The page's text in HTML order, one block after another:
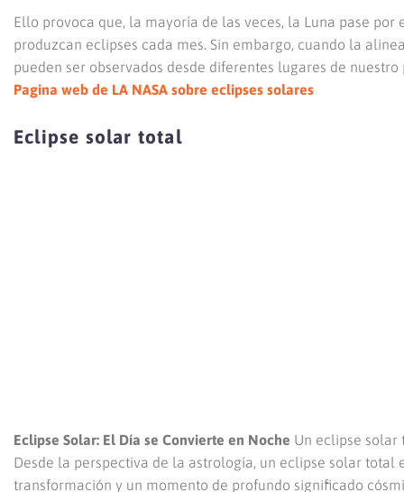
Ello provoca que, la mayoría de las veces, la Luna pase
produzcan eclipses cada mes. Sin embargo, cuando la
pueden ser observados desde diferentes lugares de nuestro
Pagina web de LA NASA sobre eclipses solares
Eclipse solar total
Eclipse Solar: El Día se Convierte en Noche Un eclipse solar
Desde la perspectiva de la astrología, un eclipse solar
transformación y un momento de profundo significado